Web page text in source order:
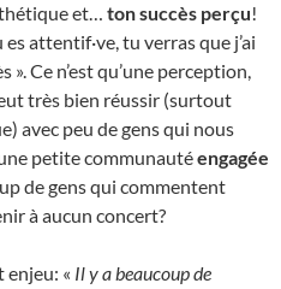
et… ton succès perçu!
attentif·ve, tu verras que j’ai
». Ce n’est qu’une perception,
très bien réussir (surtout
avec peu de gens qui nous
petite communautéengagée
de gens qui commentent
à aucun concert?
enjeu: « Il y a beaucoup de